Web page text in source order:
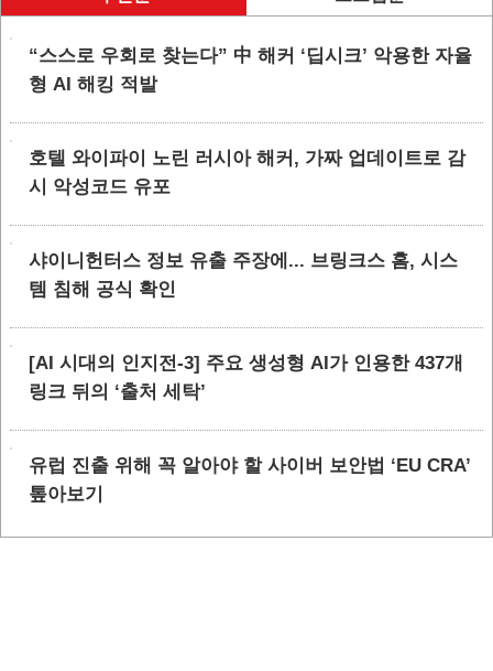
“스스로 우회로 찾는다” 中 해커 ‘딥시크’ 악용한 자율
형 AI 해킹 적발
호텔 와이파이 노린 러시아 해커, 가짜 업데이트로 감
시 악성코드 유포
샤이니헌터스 정보 유출 주장에... 브링크스 홈, 시스
템 침해 공식 확인
[AI 시대의 인지전-3] 주요 생성형 AI가 인용한 437개
링크 뒤의 ‘출처 세탁’
유럽 진출 위해 꼭 알아야 할 사이버 보안법 ‘EU CRA’
톺아보기